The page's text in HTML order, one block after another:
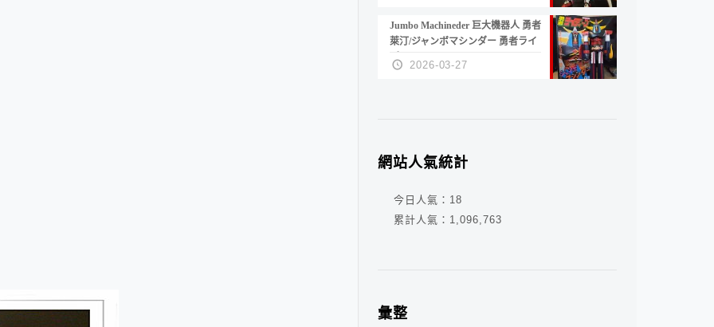
Jumbo Machineder 巨大機器人 勇者
萊汀/ジャンボマシンダー 勇者ライ
ディーン
2026-03-27
網站人氣統計
今日人氣： 18
累計人氣： 1,096,763
彙整